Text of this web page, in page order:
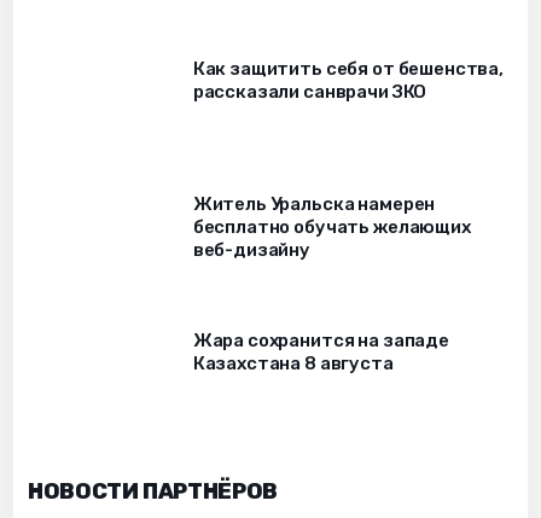
Как защитить себя от бешенства,
рассказали санврачи ЗКО
Житель Уральска намерен
бесплатно обучать желающих
веб-дизайну
Жара сохранится на западе
Казахстана 8 августа
НОВОСТИ ПАРТНЁРОВ